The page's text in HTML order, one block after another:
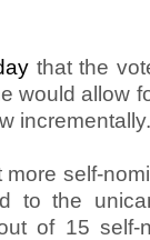
that the
would allow
incrementally.
self-
to the
of 15 self-